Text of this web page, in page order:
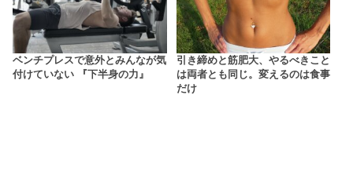
ベンチプレスで意外とみんなが気
付けていない 『下半身の力』
引き締めと筋肥大、やるべきこと
は両者とも同じ。変えるのは食事
だけ